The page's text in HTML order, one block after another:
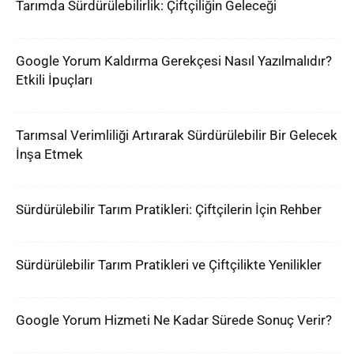
Tarımda Sürdürülebilirlik: Çiftçiliğin Geleceği
Google Yorum Kaldırma Gerekçesi Nasıl Yazılmalıdır?
Etkili İpuçları
Tarımsal Verimliliği Artırarak Sürdürülebilir Bir Gelecek
İnşa Etmek
Sürdürülebilir Tarım Pratikleri: Çiftçilerin İçin Rehber
Sürdürülebilir Tarım Pratikleri ve Çiftçilikte Yenilikler
Google Yorum Hizmeti Ne Kadar Sürede Sonuç Verir?